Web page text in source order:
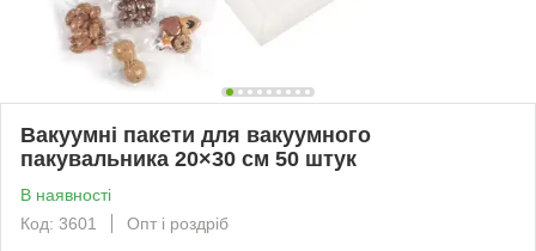
Вакуумні пакети для вакуумного
пакувальника 20×30 см 50 штук
В наявності
Код: 3601
Опт і роздріб